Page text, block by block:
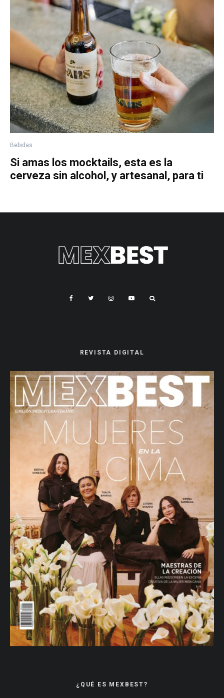
Bebidas
Si amas los mocktails, esta es la
cerveza sin alcohol, y artesanal, para ti
REVISTA DIGITAL
¿QUÉ ES MEXBEST?